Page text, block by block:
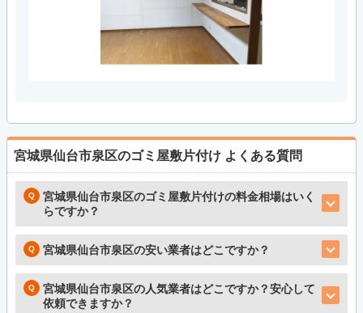
宮城県仙台市泉区のゴミ屋敷片付け よくある質問
宮城県仙台市泉区のゴミ屋敷片付けの料金相場はいく
らですか？
宮城県仙台市泉区の安い業者はどこですか？
宮城県仙台市泉区の人気業者はどこですか？安心して
依頼できますか？